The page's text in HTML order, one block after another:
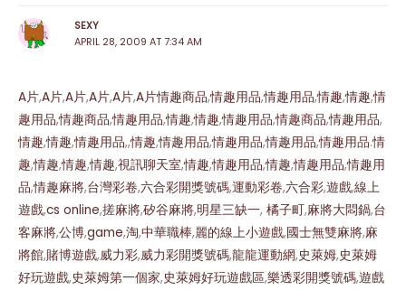
SEXY
APRIL 28, 2009 AT 7:34 AM
A片,A片,A片,A片,A片,A片情趣商品,情趣用品,情趣用品,情趣,情趣,情
趣用品,情趣商品,情趣用品,情趣,情趣,情趣用品,情趣商品,情趣用品,
情趣,情趣,情趣用品,,情趣,情趣用品,情趣用品,情趣用品,情趣用品.情
趣,情趣,情趣,情趣,視訊聊天室,情趣,情趣用品,情趣,情趣用品,情趣用
品,情趣麻將,台灣彩卷,六合彩開獎號碼,運動彩卷,六合彩,遊戲,線上
遊戲,cs online,搓麻將,矽谷麻將,明星三缺一, 橘子町,麻將大悶鍋,台
客麻將,公博,game,淘,中華職棒,麗的線上小遊戲,國士無雙麻將,麻
將館,賭博遊戲,威力彩,威力彩開獎號碼,龍龍運動網,史萊姆,史萊姆
好玩遊戲,史萊姆第一個家,史萊姆好玩遊戲區,樂透彩開獎號碼,遊戲